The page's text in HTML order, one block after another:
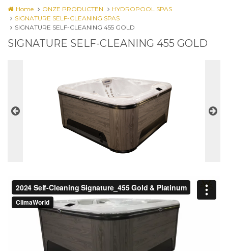
Home ONZE PRODUCTEN
HYDROPOOL SPAS
SIGNATURE SELF-CLEANING SPAS
SIGNATURE SELF-CLEANING 455 GOLD
SIGNATURE SELF-CLEANING 455 GOLD